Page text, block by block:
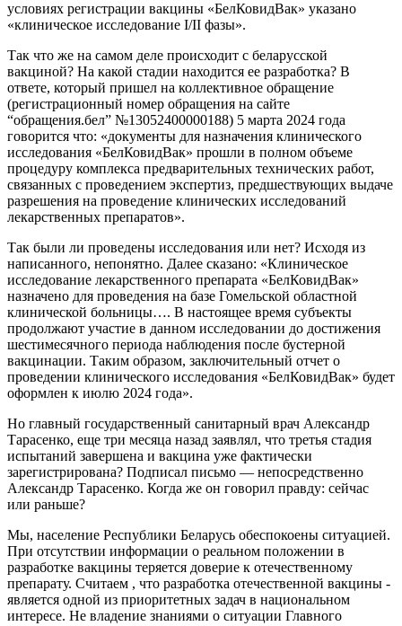
условиях регистрации вакцины «БелКовидВак» указано
«клиническое исследование I/II фазы».
Так что же на самом деле происходит с беларусской
вакциной? На какой стадии находится ее разработка? В
ответе, который пришел на коллективное обращение
(регистрационный номер обращения на сайте
“обращения.бел” №13052400000188) 5 марта 2024 года
говорится что: «документы для назначения клинического
исследования «БелКовидВак» прошли в полном объеме
процедуру комплекса предварительных технических работ,
связанных с проведением экспертиз, предшествующих выдаче
разрешения на проведение клинических исследований
лекарственных препаратов».
Так были ли проведены исследования или нет? Исходя из
написанного, непонятно. Далее сказано: «Клиническое
исследование лекарственного препарата «БелКовидВак»
назначено для проведения на базе Гомельской областной
клинической больницы…. В настоящее время субъекты
продолжают участие в данном исследовании до достижения
шестимесячного периода наблюдения после бустерной
вакцинации. Таким образом, заключительный отчет о
проведении клинического исследования «БелКовидВак» будет
оформлен к июлю 2024 года».
Но главный государственный санитарный врач Александр
Тарасенко, еще три месяца назад заявлял, что третья стадия
испытаний завершена и вакцина уже фактически
зарегистрирована? Подписал письмо — непосредственно
Александр Тарасенко. Когда же он говорил правду: сейчас
или раньше?
Мы, население Республики Беларусь обеспокоены ситуацией.
При отсутствии информации о реальном положении в
разработке вакцины теряется доверие к отечественному
препарату. Считаем , что разработка отечественной вакцины -
является одной из приоритетных задач в национальном
интересе. Не владение знаниями о ситуации Главного